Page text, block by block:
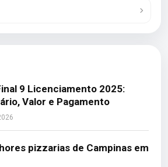
9 Licenciamento 2025:
Valor e Pagamento
pizzarias de Campinas em